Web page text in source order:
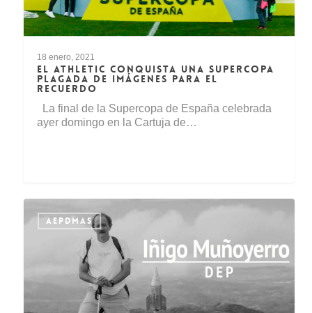
18 enero, 2021
EL ATHLETIC CONQUISTA UNA SUPERCOPA
PLAGADA DE IMÁGENES PARA EL
RECUERDO
La final de la Supercopa de España celebrada
ayer domingo en la Cartuja de…
AEPDMAS